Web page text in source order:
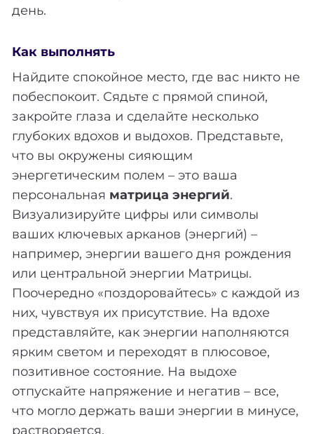
день.
Как выполнять
Найдите спокойное место, где вас никто не
побеспокоит. Сядьте с прямой спиной,
закройте глаза и сделайте несколько
глубоких вдохов и выдохов. Представьте,
что вы окружены сияющим
энергетическим полем – это ваша
персональная матрица энергий.
Визуализируйте цифры или символы
ваших ключевых арканов (энергий) –
например, энергии вашего дня рождения
или центральной энергии Матрицы.
Поочередно «поздоровайтесь» с каждой из
них, чувствуя их присутствие. На вдохе
представляйте, как энергии наполняются
ярким светом и переходят в плюсовое,
позитивное состояние. На выдохе
отпускайте напряжение и негатив – все,
что могло держать ваши энергии в минусе,
растворяется.